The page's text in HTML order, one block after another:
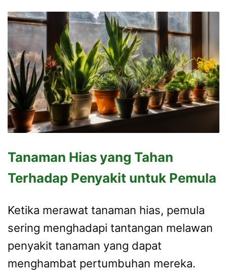
Tanaman Hias yang Tahan
Terhadap Penyakit untuk Pemula
Ketika merawat tanaman hias, pemula
sering menghadapi tantangan melawan
penyakit tanaman yang dapat
menghambat pertumbuhan mereka.